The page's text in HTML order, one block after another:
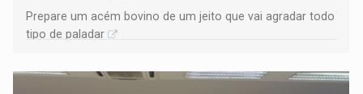
Prepare um acém bovino de um jeito que vai agradar todo
tipo de paladar